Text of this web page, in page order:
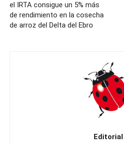
el IRTA consigue un 5% más
de rendimiento en la cosecha
de arroz del Delta del Ebro
Editorial